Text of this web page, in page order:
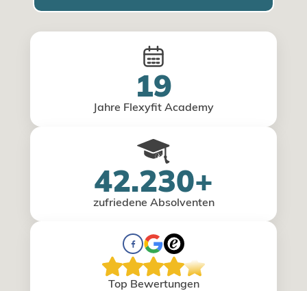
19
Jahre Flexyfit Academy
42.230+
zufriedene Absolventen
Top Bewertungen